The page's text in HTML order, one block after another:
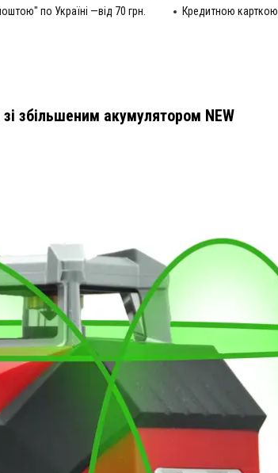
по Україні —від 70 грн.
Кредитною карткою
зі збільшеним акумулятором NEW